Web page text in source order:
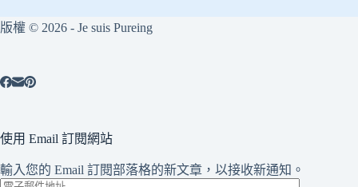
版權 © 2026 - Je suis Pureing
使用 Email 訂閱網站
輸入您的 Email 訂閱部落格的新文章，以接收新通知。